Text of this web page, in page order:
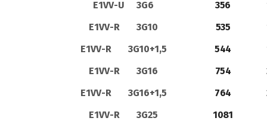
E1VV-U 3G6 356
E1VV-R 3G10
535
E1VV-R 3G10+1,5
544
E1VV-R 3G16
754
E1VV-R 3G16+1,5
764
E1VV-R 3G25
1081